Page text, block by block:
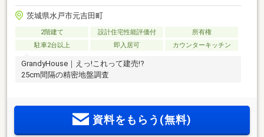
茨城県水戸市元吉田町
2階建て 設計住宅性能評価付
所有権
駐車2台以上
即入居可 カウンターキッチン
GrandyHouse｜えっ!これって建売!?
25cm間隔の精密地盤調査
資料をもらう(無料)